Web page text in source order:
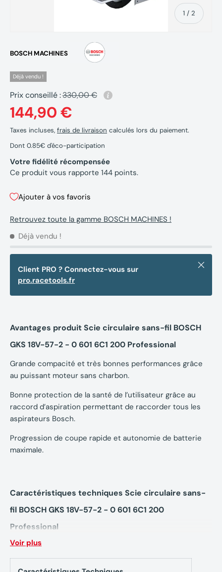
1 / de
2
BOSCH MACHINES
Déjà vendu !
Prix conseillé :330,00 €
144,90 €
Taxes incluses, frais de livraison calculés lors du paiement.
Dont 0.85€ d'éco-participation
Votre fidélité récompensée
Ce produit vous rapporte 144 points.
Ajouter à vos favoris
Retrouvez toute la gamme BOSCH MACHINES !
Déjà vendu !
Client PRO ? Connectez-vous sur
pro.racetools.fr
Fermer
Avantages produit Scie circulaire sans-fil BOSCH
GKS 18V-57-2 - 0 601 6C1 200 Professional
Grande compacité et très bonnes performances grâce
au puissant moteur sans charbon.
Bonne protection de la santé de l’utilisateur grâce au
raccord d’aspiration permettant de raccorder tous les
aspirateurs Bosch.
Progression de coupe rapide et autonomie de batterie
maximale.
Caractéristiques techniques Scie circulaire sans-
fil BOSCH GKS 18V-57-2 - 0 601 6C1 200
Professional
Régime à vide : 5.000 tr/min
Voir plus